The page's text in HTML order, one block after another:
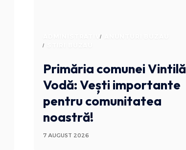
ADMINISTRATIV
Primăria comunei Vintilă
Vodă: Vești importante
pentru comunitatea
noastră!
7 AUGUST 2026